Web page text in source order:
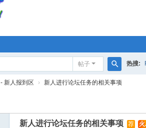
帖子
搜
热搜:
- 新人报到区 › 新人进行论坛任务的相关事项
新人进行论坛任务的相关事项 荐